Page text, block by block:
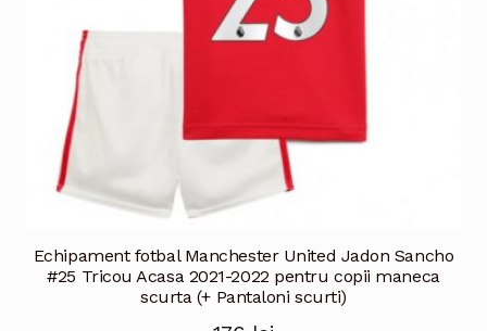
Echipament fotbal Manchester United Jadon Sancho
#25 Tricou Acasa 2021-2022 pentru copii maneca
scurta (+ Pantaloni scurti)